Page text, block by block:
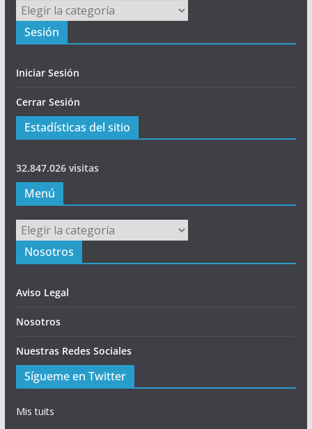
Principal
Sesión
Iniciar Sesión
Cerrar Sesión
Estadísticas del sitio
32.847.026 visitas
Menú
Menú
Nosotros
Aviso Legal
Nosotros
Nuestras Redes Sociales
Sígueme en Twitter
Mis tuits